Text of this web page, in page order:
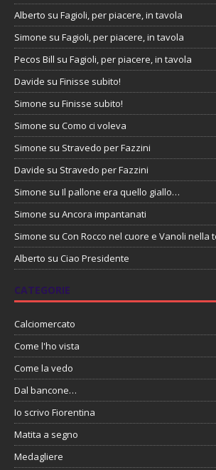
Alberto su Fagioli, per piacere, in tavola
Simone su Fagioli, per piacere, in tavola
Pecos Bill su Fagioli, per piacere, in tavola
Davide su Finisse subito!
Simone su Finisse subito!
Simone su Como ci voleva
Simone su Stravedo per Fazzini
Davide su Stravedo per Fazzini
Simone su Il pallone era quello giallo…
Simone su Ancora impantanati
Simone su Con Rocco nel cuore e Vanoli nella
Alberto su Ciao Presidente
CATEGORIE
Calciomercato
Come l'ho vista
Come la vedo
Dal bancone…
Io scrivo Fiorentina
Matita a segno
Medagliere